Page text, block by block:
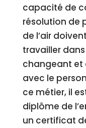
capacité de
résolution de
de l’air
travailler
changeant et
avec le
ce métier, il
diplôme de
un certificat